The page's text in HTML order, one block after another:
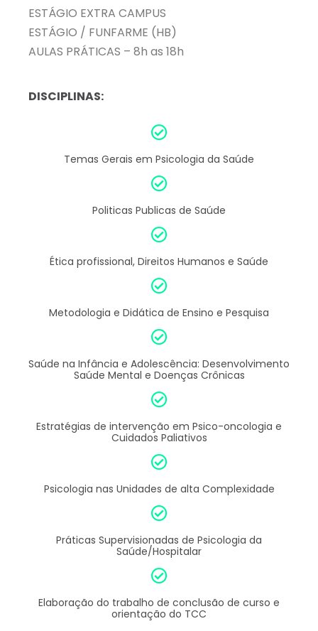
ESTÁGIO EXTRA CAMPUS
ESTÁGIO / FUNFARME (HB)
AULAS PRÁTICAS – 8h as 18h
DISCIPLINAS:
Temas Gerais em Psicologia da Saúde
Politicas Publicas de Saúde
Ética profissional, Direitos Humanos e Saúde
Metodologia e Didática de Ensino e Pesquisa
Saúde na Infância e Adolescência: Desenvolvimento
Saúde Mental e Doenças Crônicas
Estratégias de intervenção em Psico-oncologia e
Cuidados Paliativos
Psicologia nas Unidades de alta Complexidade
Práticas Supervisionadas de Psicologia da
Saúde/Hospitalar
Elaboração do trabalho de conclusão de curso e
orientação do TCC